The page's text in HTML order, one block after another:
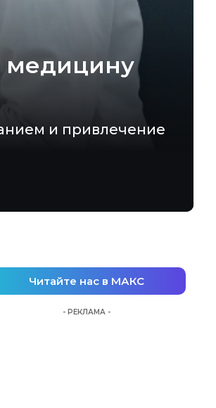
медицину
и привлечение
Читайте нас в МАКС
- РЕКЛАМА -